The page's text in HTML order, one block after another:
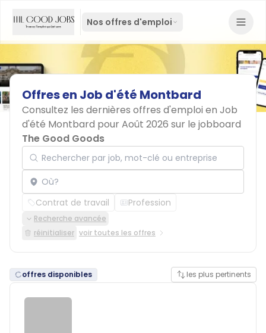
Nos offres d'emploi
Offresen Job d'été Montbard
Consultez les dernières offres d'emploi en Job
d'été Montbard pour Août 2026 sur le jobboard
The Good Goods
Rechercher par job, mot-clé ou entreprise
Localisation
Contrat de travail Profession
Recherche avancée
réinitialiser voir toutes les offres
offres disponibles les plus pertinents